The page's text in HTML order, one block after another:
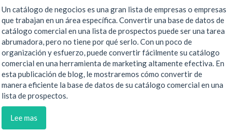
Un catálogo de negocios es una gran lista de empresas o empresas
que trabajan en un área específica. Convertir una base de datos de
catálogo comercial en una lista de prospectos puede ser una tarea
abrumadora, pero no tiene por qué serlo. Con un poco de
organización y esfuerzo, puede convertir fácilmente su catálogo
comercial en una herramienta de marketing altamente efectiva. En
esta publicación de blog, le mostraremos cómo convertir de
manera eficiente la base de datos de su catálogo comercial en una
lista de prospectos.
Lee mas